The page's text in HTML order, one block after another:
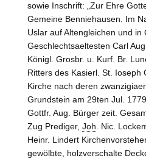
sowie Inschrift: „Zur Ehre
Gemeine Benniehausen. Im
Uslar auf Altengleichen und in
Geschlechtsaeltesten Carl
Königl. Grosbr. u. Kurf. Br.
Ritters des Kasierl. St. Ioseph
Kirche nach deren
Grundstein am 29ten Jul.
Gottfr. Aug. Bürger zeit.
Zug Prediger, Joh. Nic.
Heinr. Lindert
gewölbte, holzverschalte